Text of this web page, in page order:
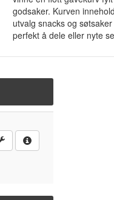
godsaker. Kurven
utvalg snacks og
perfekt å dele eller nyte